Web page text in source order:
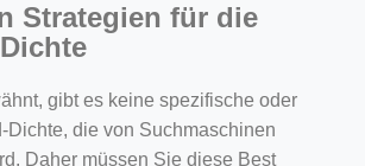
Strategien für die
gibt es keine spezifische oder
Dichte, die von Suchmaschinen
Daher müssen Sie diese Best